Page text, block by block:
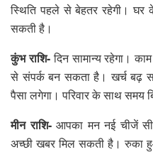
स्थिति पहले से बेहतर रहेगी।
सकती है।
कुंभ राशि-दिन सामान्य रहेगा।
से संपर्क बन सकता है। खर्च बढ़
पैसा लगेगा। परिवार के साथ समय
मीन राशि- आपका मन नई चीजें
अच्छी खबर मिल सकती है। रुका